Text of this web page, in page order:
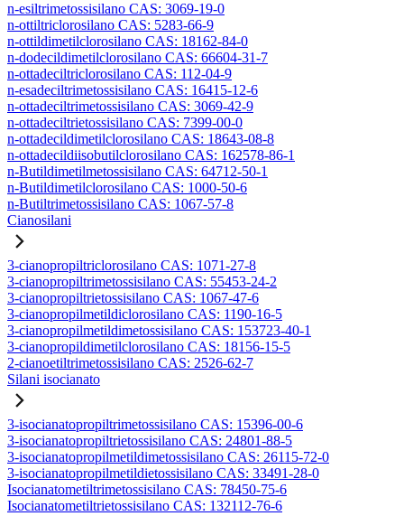
n-esiltrimetossisilano CAS: 3069-19-0
n-ottiltriclorosilano CAS: 5283-66-9
n-ottildimetilclorosilano CAS: 18162-84-0
n-dodecildimetilclorosilano CAS: 66604-31-7
n-ottadeciltriclorosilano CAS: 112-04-9
n-esadeciltrimetossisilano CAS: 16415-12-6
n-ottadeciltrimetossisilano CAS: 3069-42-9
n-ottadeciltrietossisilano CAS: 7399-00-0
n-ottadecildimetilclorosilano CAS: 18643-08-8
n-ottadecildiisobutilclorosilano CAS: 162578-86-1
n-Butildimetilmetossisilano CAS: 64712-50-1
n-Butildimetilclorosilano CAS: 1000-50-6
n-Butiltrimetossisilano CAS: 1067-57-8
Cianosilani
3-cianopropiltriclorosilano CAS: 1071-27-8
3-cianopropiltrimetossisilano CAS: 55453-24-2
3-cianopropiltrietossisilano CAS: 1067-47-6
3-cianopropilmetildiclorosilano CAS: 1190-16-5
3-cianopropilmetildimetossisilano CAS: 153723-40-1
3-cianopropildimetilclorosilano CAS: 18156-15-5
2-cianoetiltrimetossisilano CAS: 2526-62-7
Silani isocianato
3-isocianatopropiltrimetossisilano CAS: 15396-00-6
3-isocianatopropiltrietossisilano CAS: 24801-88-5
3-isocianatopropilmetildimetossisilano CAS: 26115-72-0
3-isocianatopropilmetildietossisilano CAS: 33491-28-0
Isocianatometiltrimetossisilano CAS: 78450-75-6
Isocianatometiltrietossisilano CAS: 132112-76-6